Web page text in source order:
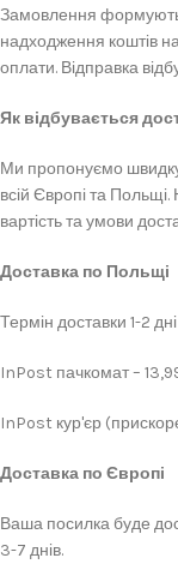
Замовлення
надходження коштів
оплати. Відправка
Як відбувається
Ми пропонуємо
всій Європі та
вартість та умови
Доставка по Польщі
Термін доставки 1-2 дні
InPost пачкомат –
InPost кур'єр
Доставка по Європі
Ваша посилка буде
3-7 днів.